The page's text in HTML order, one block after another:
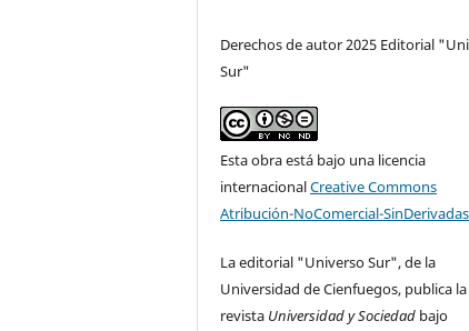
Derechos de autor 2025 Editorial
Sur"
Esta obra está bajo una licencia
internacionalCreative Commons
Atribución-NoComercial-
La editorial "Universo Sur", de la
Universidad de Cienfuegos, publica la
revista Universidad y Sociedad bajo